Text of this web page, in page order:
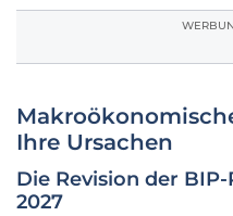
Ihre Ursachen
Die Revision der
2027